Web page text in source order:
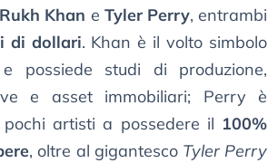
Khan e Tyler Perry, entrambi
di dollari. Khan è il volto simbolo
e possiede studi di produzione,
e asset immobiliari; Perry è
artisti a possedere il 100%
, oltre al gigantesco Tyler Perry